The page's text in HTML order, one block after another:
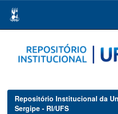
navigation
Repositório Institucional da
Sergipe - RI/UFS